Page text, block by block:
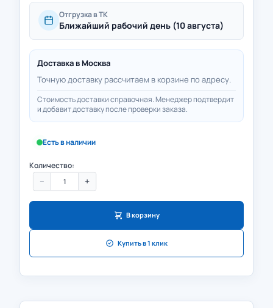
Отгрузка в ТК
Ближайший рабочий день (10 августа)
Доставка в Москва
Точную доставку рассчитаем в корзине по адресу.
Стоимость доставки справочная. Менеджер подтвердит
и добавит доставку после проверки заказа.
Есть в наличии
Количество:
− +
В корзину
Купить в 1 клик